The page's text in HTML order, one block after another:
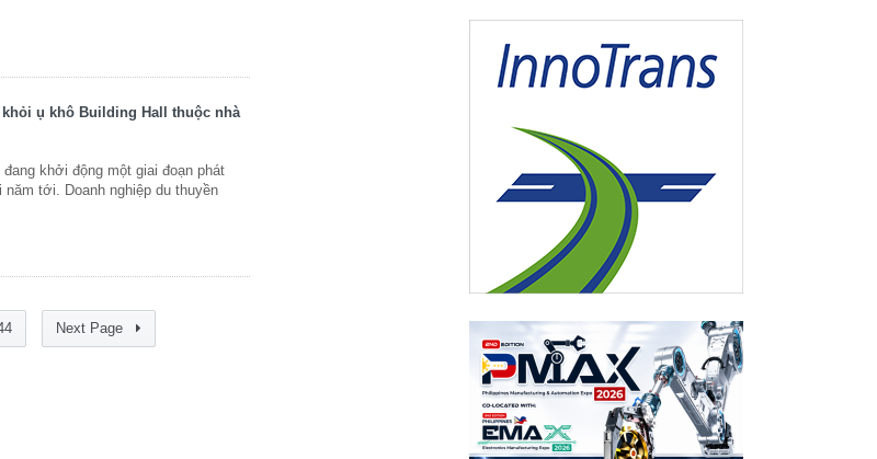
ụ khô Building Hall thuộc nhà
khởi động một giai đoạn phát
tới. Doanh nghiệp du thuyền
Next Page